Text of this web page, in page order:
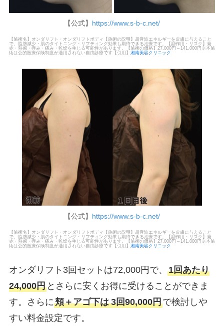
【公式】 https://www.s-b-c.net/
【施術名】オンダリフト・オンダリフトボディ【施術の説明】超音波エネルギーを皮膚に与えること
で、脂肪減少・肌のタイトニング・リフティング効果も期待できる治療です。【副作用・リスク】発
赤・熱感・痒み・痛み・乾燥を生じる可能性があります。【施術の価格】27,000円～141,000円※本施
術は公的医療保険制度が適用されない自由診療です【引用】 湘南美容クリニック
【公式】 https://www.s-b-c.net/
【施術名】オンダリフト・オンダリフトボディ【施術の説明】超音波エネルギーを皮膚に与えること
で、脂肪減少・肌のタイトニング・リフティング効果も期待できる治療です。【副作用・リスク】発
赤・熱感・痒み・痛み・乾燥を生じる可能性があります。【施術の価格】27,000円～141,000円※本施
術は公的医療保険制度が適用されない自由診療です【引用】 湘南美容クリニック
オンダリフト3回セットは72,000円で、 1回あたり
24,000円とさらに安くお得に受けることができま
す。さらに頬＋アゴ下は 3回90,000円で検討しや
すい料金設定です。